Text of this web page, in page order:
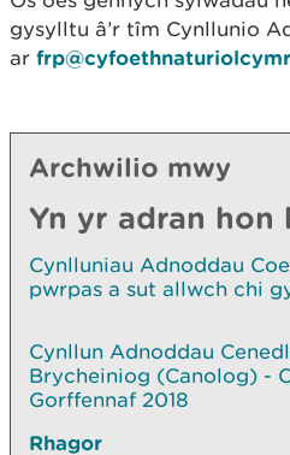
gysylltu â’r tîm Cynllunio
ar
Archwilio mwy
Yn yr adran hon
Cynlluniau Adnoddau
pwrpas a sut allwch chi
Cynllun Adnoddau
Brycheiniog (Canolog) -
Gorffennaf 2018
Rhagor